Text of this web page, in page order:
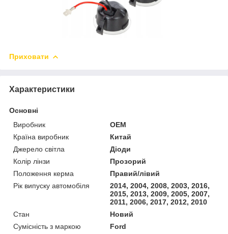
Приховати
Характеристики
Основні
Виробник
OEM
Країна виробник
Китай
Джерело світла
Діоди
Колір лінзи
Прозорий
Положення керма
Правий/лівий
Рік випуску автомобіля
2014, 2004, 2008, 2003, 2016,
2015, 2013, 2009, 2005, 2007,
2011, 2006, 2017, 2012, 2010
Стан
Новий
Сумісність з маркою
Ford